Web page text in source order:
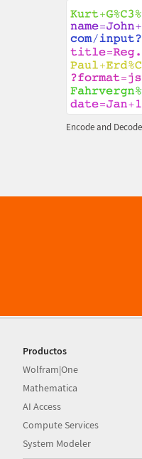
Encode and
Productos
Wolfram|One
Mathematica
AI Access
Compute Services
System Modeler